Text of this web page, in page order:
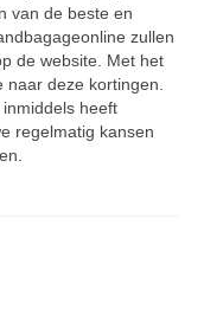
van de beste en
zullen
de website. Met het
deze kortingen.
heeft
regelmatig kansen